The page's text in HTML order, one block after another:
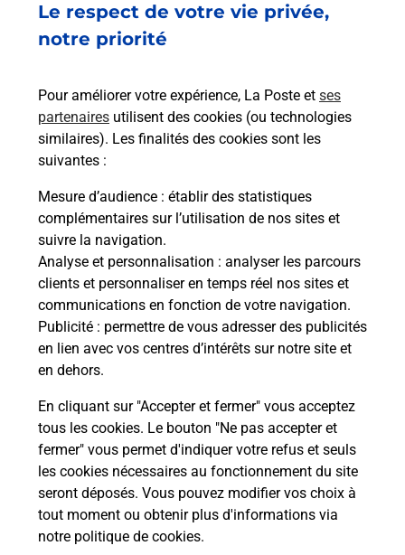
Le respect de votre vie privée,
notre priorité
Pour améliorer votre expérience, La Poste et ses
partenaires utilisent des cookies (ou technologies
similaires). Les finalités des cookies sont les
suivantes :
Mesure d’audience : établir des statistiques
complémentaires sur l’utilisation de nos sites et
suivre la navigation.
Analyse et personnalisation : analyser les parcours
clients et personnaliser en temps réel nos sites et
communications en fonction de votre navigation.
Publicité : permettre de vous adresser des publicités
en lien avec vos centres d’intérêts sur notre site et
en dehors.
En cliquant sur "Accepter et fermer" vous acceptez
tous les cookies. Le bouton "Ne pas accepter et
fermer" vous permet d'indiquer votre refus et seuls
les cookies nécessaires au fonctionnement du site
seront déposés. Vous pouvez modifier vos choix à
tout moment ou obtenir plus d'informations via
notre politique de cookies.
Est-il possible d’acheter un
emballage directement depuis un
Comment demander une
modification de livraison ?
Comment La Poste participe-t-elle
à votre sécurité au quotidien ?
Puis-je passer mon code de la route
avec La Poste et sous quelles
conditions ?
Localiser Liste Mayenne LA ROE